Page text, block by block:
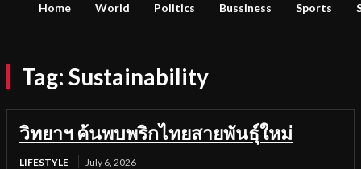
Home World Politics Bussiness Sports
Tag: Sustainability
วิทยาฯ ค้นพบพริกไทยสายพันธุ์ใหม่
LIFESTYLE July 6, 2026